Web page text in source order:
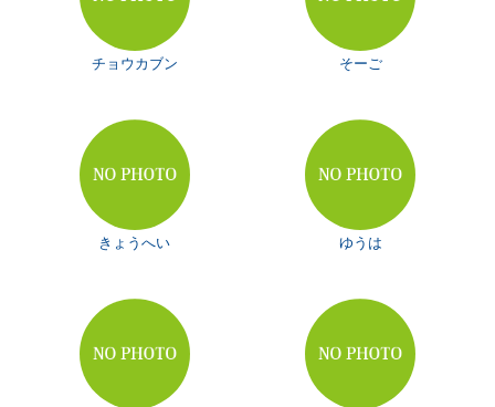
チョウカブン そーご
きょうへい ゆうは